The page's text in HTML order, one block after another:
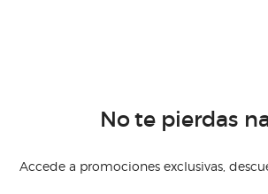
No te pierdas
Accede a promociones exclusivas,